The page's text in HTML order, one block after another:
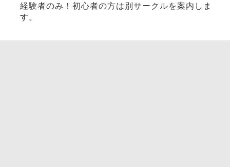
経験者のみ！初心者の方は別サークルを案内しま
す。